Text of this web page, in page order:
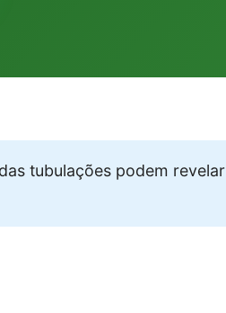
tubulações podem revelar